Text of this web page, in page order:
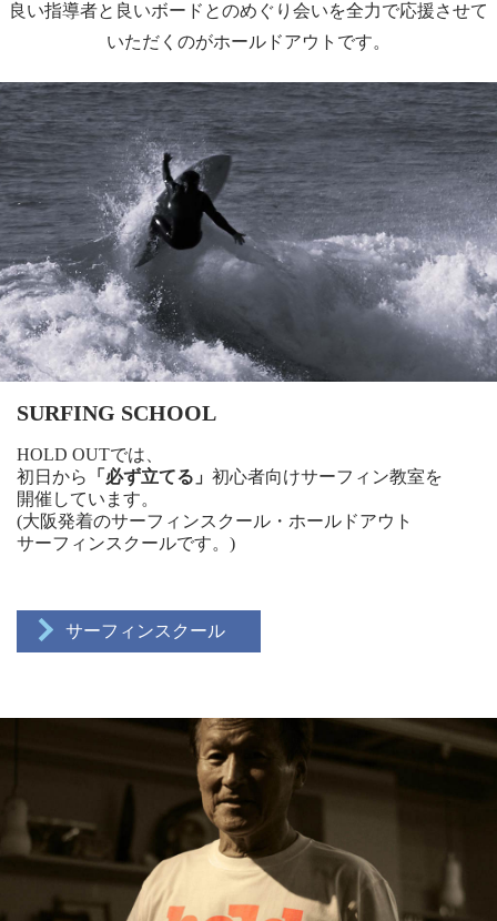
良い指導者と良いボードとのめぐり会いを全力で応援させて
いただくのがホールドアウトです。
SURFING SCHOOL
HOLD OUTでは、
初日から
「必ず立てる」 初心者向けサーフィン教室を
開催しています。
(大阪発着のサーフィンスクール・ホールドアウト
サーフィンスクールです。)
サーフィンスクール